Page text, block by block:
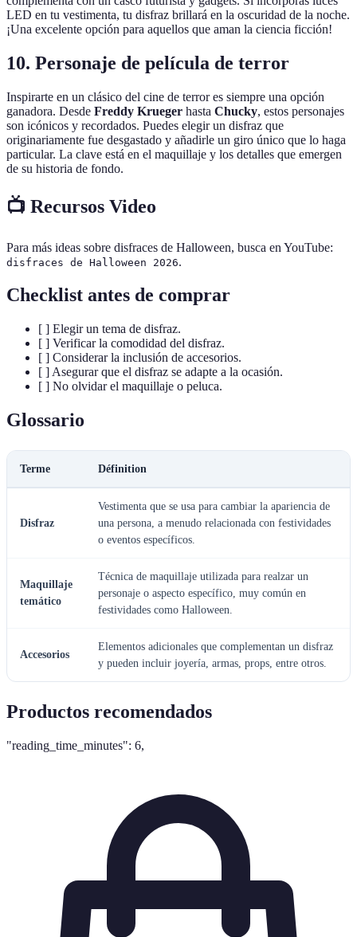
LED en tu vestimenta, tu disfraz brillará en la oscuridad de la noche.
¡Una excelente opción para aquellos que aman la ciencia ficción!
10. Personaje de película de terror
Inspirarte en un clásico del cine de terror es siempre una opción
ganadora. Desde Freddy Krueger hasta Chucky, estos personajes
son icónicos y recordados. Puedes elegir un disfraz que
originariamente fue desgastado y añadirle un giro único que lo haga
particular. La clave está en el maquillaje y los detalles que emergen
de su historia de fondo.
📺 Recursos Video
Para más ideas sobre disfraces de Halloween, busca en YouTube:
disfraces de Halloween 2026.
Checklist antes de comprar
[ ] Elegir un tema de disfraz.
[ ] Verificar la comodidad del disfraz.
[ ] Considerar la inclusión de accesorios.
[ ] Asegurar que el disfraz se adapte a la ocasión.
[ ] No olvidar el maquillaje o peluca.
Glossario
Terme Définition
Disfraz
Vestimenta que se usa para cambiar la apariencia de
una persona, a menudo relacionada con festividades
o eventos específicos.
Maquillaje
temático
Técnica de maquillaje utilizada para realzar un
personaje o aspecto específico, muy común en
festividades como Halloween.
Accesorios
Elementos adicionales que complementan un disfraz
y pueden incluir joyería, armas, props, entre otros.
Productos recomendados
"reading_time_minutes": 6,